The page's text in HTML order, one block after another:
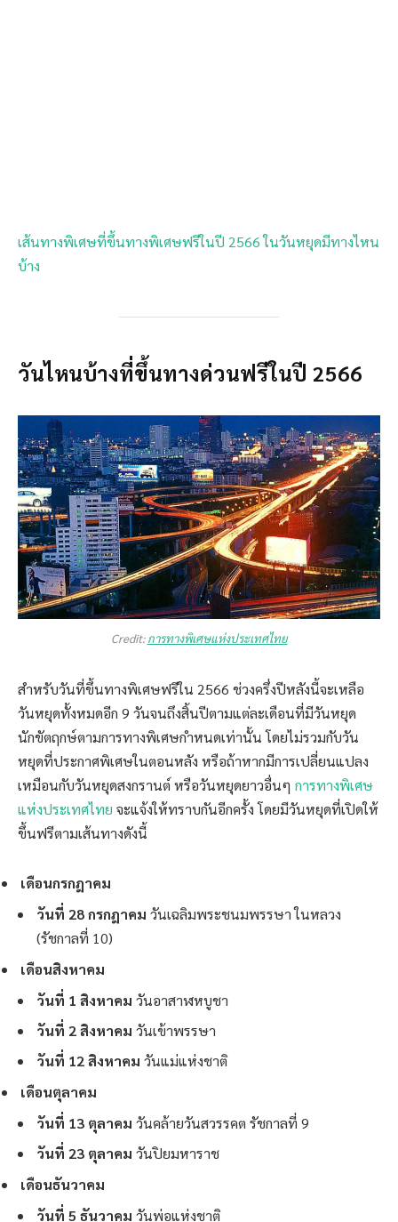
เส้นทางพิเศษที่ขึ้นทางพิเศษฟรีในปี 2566 ในวันหยุดมีทางไหน
บ้าง
วันไหนบ้างที่ขึ้นทางด่วนฟรีในปี 2566
Credit:การทางพิเศษแห่งประเทศไทย
สำหรับวันที่ขึ้นทางพิเศษฟรีใน 2566 ช่วงครึ่งปีหลังนี้จะเหลือ
วันหยุดทั้งหมดอีก 9 วันจนถึงสิ้นปีตามแต่ละเดือนที่มีวันหยุด
นักขัตฤกษ์ตามการทางพิเศษกำหนดเท่านั้น โดยไม่รวมกับวัน
หยุดที่ประกาศพิเศษในตอนหลัง หรือถ้าหากมีการเปลี่ยนแปลง
เหมือนกับวันหยุดสงกรานต์ หรือวันหยุดยาวอื่นๆ การทางพิเศษ
แห่งประเทศไทย จะแจ้งให้ทราบกันอีกครั้ง โดยมีวันหยุดที่เปิดให้
ขึ้นฟรีตามเส้นทางดังนี้
เดือนกรกฎาคม
วันที่ 28 กรกฎาคม วันเฉลิมพระชนมพรรษา ในหลวง
(รัชกาลที่ 10)
เดือนสิงหาคม
วันที่ 1 สิงหาคม วันอาสาฬหบูชา
วันที่ 2 สิงหาคม วันเข้าพรรษา
วันที่ 12 สิงหาคม วันแม่แห่งชาติ
เดือนตุลาคม
วันที่ 13 ตุลาคม วันคล้ายวันสวรรคต รัชกาลที่ 9
วันที่ 23 ตุลาคม วันปิยมหาราช
เดือนธันวาคม
วันที่ 5 ธันวาคม วันพ่อแห่งชาติ